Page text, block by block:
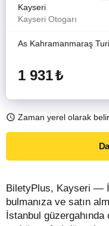
Kayseri
Kayseri Otogarı
As Kahramanmaraş
1 931₺
Zaman yerel olarak
BiletyPlus, Kayseri —
bulmanıza ve satın
İstanbul